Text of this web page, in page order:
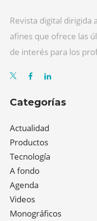
Revista digital dirigida
afines que ofrece las
de interés para los
Categorías
Actualidad
Productos
Tecnología
A fondo
Agenda
Videos
Monográficos